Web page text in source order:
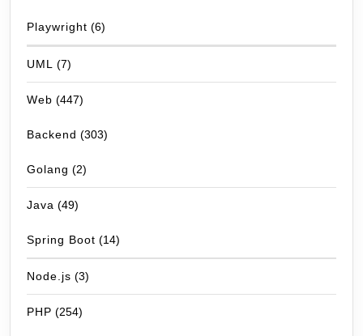
Playwright (6)
UML (7)
Web (447)
Backend (303)
Golang (2)
Java (49)
Spring Boot (14)
Node.js (3)
PHP (254)